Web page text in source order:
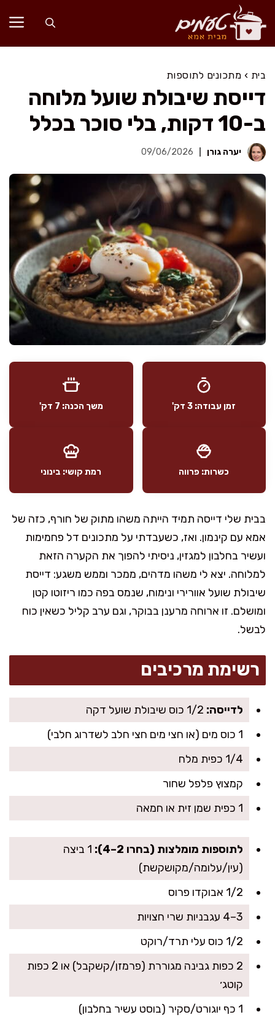
לדלג
לתוכן
בית › מתכונים לתוספות
דייסת שיבולת שועל מלוחה
ב-10 דקות, בלי סוכר בכלל
יערה גורן 09/06/2026
זמן עבודה: 3 דק' משך הכנה: 7 דק'
כשרות: פרווה רמת קושי: בינוני
בבית שלי דייסה תמיד הייתה משהו מתוק של חורף, כזה של
אמא עם קינמון. ואז, כשעבדתי על מתכונים דל פחמימות
ועשיר בחלבון למגזין, ניסיתי להפוך את הקערה הזאת
למלוחה. יצא לי משהו מדהים, ממכר וממש משגע: דייסת
שיבולת שועל אוורירי ונימוח, שנמס בפה כמו ריזוטו קטן
ומושלם. זו ארוחה מרענן בבוקר, וגם ערב קליל כשאין כוח
לבשל.
רשימת מרכיבים
לדייסה:
1 כוס מים (או חצי מים חצי חלב לשדרוג חלבי)
1/4 כפית מלח
קמצוץ פלפל שחור
1 כפית שמן זית או חמאה
לתוספות מומלצות (בחרו 2–4):
1 ביצה
(עין/עלומה/מקושקשת)
1/2 אבוקדו פרוס
3–4 עגבניות שרי חצויות
1/2 כוס עלי תרד/רוקט
2 כפות גבינה מגוררת (פרמזן/קשקבל) או 2 כפות
קוטג׳
1 כף יוגורט/סקיר (בוסט עשיר בחלבון)